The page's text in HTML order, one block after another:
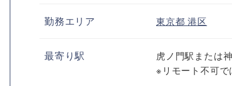
勤務エリア 東京都港区
最寄り駅
虎ノ門駅または
※リモート不可で